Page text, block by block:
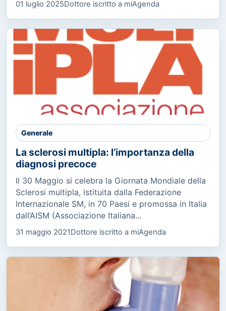
01 luglio 2025Dottore iscritto a miAgenda
Generale
La sclerosi multipla: l’importanza della
diagnosi precoce
Il 30 Maggio si celebra la Giornata Mondiale della
Sclerosi multipla, istituita dalla Federazione
Internazionale SM, in 70 Paesi e promossa in Italia
dall’AISM (Associazione Italiana...
31 maggio 2021Dottore iscritto a miAgenda